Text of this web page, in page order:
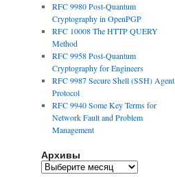
RFC 9980 Post-Quantum
Cryptography in OpenPGP
RFC 10008 The HTTP QUERY
Method
RFC 9958 Post-Quantum
Cryptography for Engineers
RFC 9987 Secure Shell (SSH) Agent
Protocol
RFC 9940 Some Key Terms for
Network Fault and Problem
Management
Архивы
Архивы